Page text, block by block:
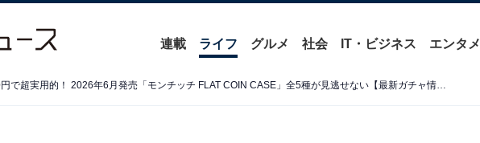
連載 ライフ グルメ 社会 IT・ビジネス エンタメ
300円で超実用的！ 2026年6月発売「モンチッチ FLAT COIN CASE」全5種が見逃せない【最新ガチャ情報】